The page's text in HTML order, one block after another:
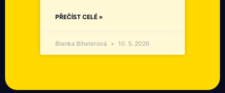
PŘEČÍST CELÉ »
Blanka Bihelerová 10. 5. 2026